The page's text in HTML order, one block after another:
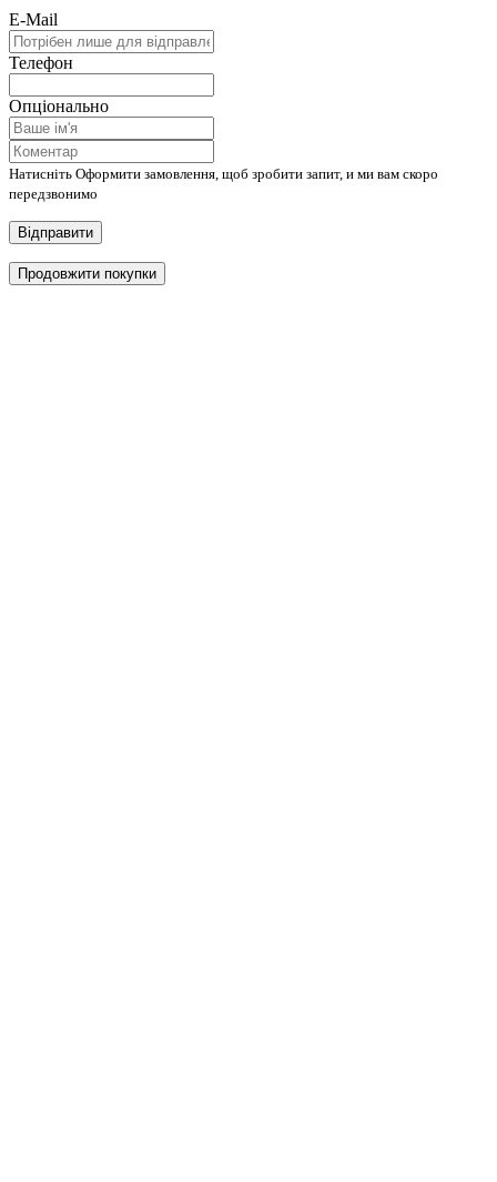
E-Mail
Телефон
Опціонально
Натисніть Оформити замовлення, щоб зробити запит, и ми вам скоро
передзвонимо
Відправити
Продовжити покупки